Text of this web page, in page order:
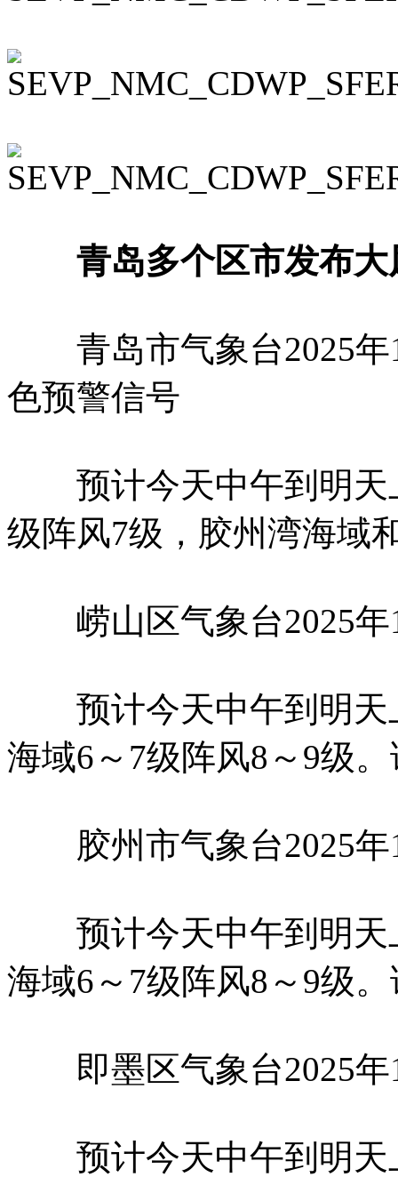
青岛多个区市发布大
青岛市气象台2025年
色预警信号
预计今天中午到明天
级阵风7级，胶州湾海域
崂山区气象台2025年
预计今天中午到明天
海域6～7级阵风8～9级
胶州市气象台2025年
预计今天中午到明天
海域6～7级阵风8～9级
即墨区气象台2025年
预计今天中午到明天